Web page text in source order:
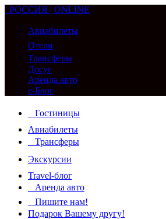
РОССИЯ | ONLINE
Авиабилеты
Отели
Трансферы
Досуг
Аренда авто
e-Блог
Гостиницы
Авиабилеты
Трансферы
Экскурсии
Travel-блог
Аренда авто
Пишите нам!
Подарок Вашему другу!